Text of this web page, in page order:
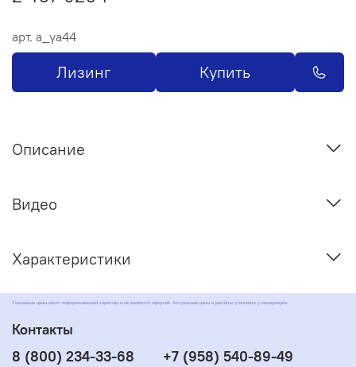
арт. a_ya44
Лизинг Купить
Описание
Видео
Характеристики
Указанные цены носят информационный характер и не являются офертой. Актуальные цены и расчёты уточняйте у менеджеров
Контакты
8 (800) 234-33-68
+7 (958) 540-89-49